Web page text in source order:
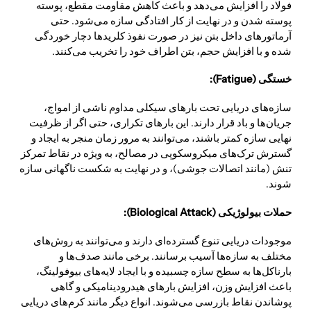
فولاد را افزایش می‌دهد و باعث کاهش مقاومت مقطع، پوسته
پوسته شدن و در نهایت از کار افتادگی سازه می‌شود. حتی
آرماتورهای داخل بتن نیز در صورت نفوذ کلریدها دچار خوردگی
شده و با افزایش حجم، بتن اطراف خود را تخریب می‌کنند.
خستگی (Fatigue):
سازه‌های دریایی تحت بارهای سیکلی مداوم ناشی از امواج،
جریان‌ها و باد قرار دارند. این بارهای تکراری، حتی اگر از ظرفیت
نهایی سازه کمتر باشند، می‌توانند به مرور زمان منجر به ایجاد و
گسترش ترک‌های میکروسکوپی در مصالح، به ویژه در نقاط تمرکز
تنش (مانند اتصالات جوشی)، و در نهایت به شکست ناگهانی سازه
شوند.
حملات بیولوژیکی (Biological Attack):
موجودات دریایی تنوع گسترده‌ای دارند و می‌توانند به روش‌های
مختلف به سازه‌ها آسیب برسانند. برخی مانند صدف‌ها و
بارناکل‌ها به سطح سازه چسبیده و با ایجاد لایه‌های بیوفولینگ،
باعث افزایش وزن، افزایش بارهای هیدرودینامیکی و گاهی
پوشاندن نقاط بازرسی می‌شوند. انواع دیگر مانند کرم‌های دریایی